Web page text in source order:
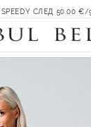
СЛЕД 50.00 €/